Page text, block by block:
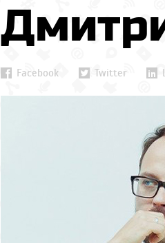
Facebook Twitter